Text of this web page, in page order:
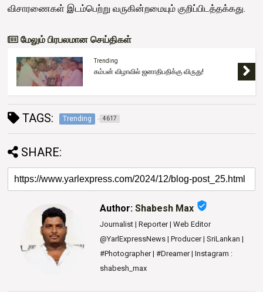
விசாரணைகள் இடம்பெற்று வருகின்றமையும் குறிப்பிடத்தக்கது.
மேலும் பிரபலமான செய்திகள்
Trending
கம்பன் விழாவில் ஜனாதிபதிக்கு விருது!
TAGS: Trending 4617
SHARE:
Author:Shabesh Max verified_user
Journalist | Reporter | Web Editor
@YarlExpressNews | Producer | SriLankan |
#Photographer | #Dreamer | Instagram :
shabesh_max